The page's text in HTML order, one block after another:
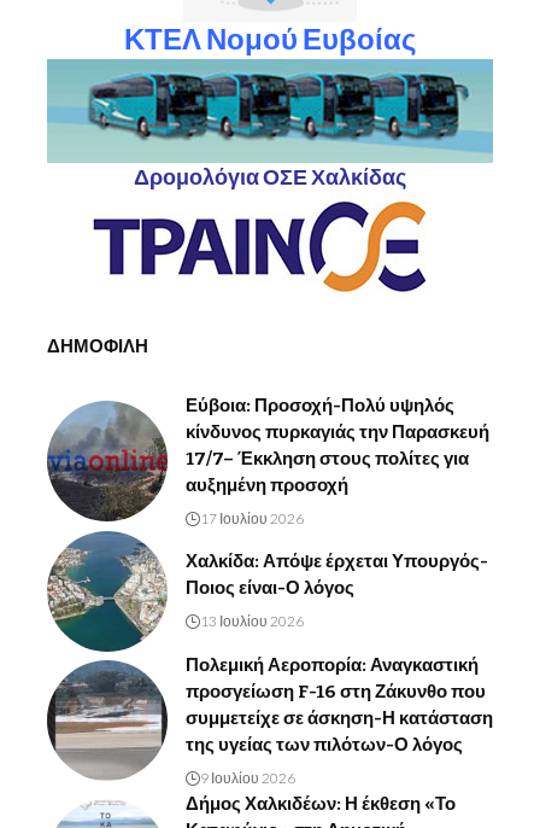
ΚΤΕΛ Νομού Ευβοίας
Δρομολόγια ΟΣΕ Χαλκίδας
ΔΗΜΟΦΙΛΗ
Εύβοια: Προσοχή-Πολύ υψηλός
κίνδυνος πυρκαγιάς την Παρασκευή
17/7– Έκκληση στους πολίτες για
αυξημένη προσοχή
17 Ιουλίου 2026
Χαλκίδα: Απόψε έρχεται Υπουργός-
Ποιος είναι-Ο λόγος
13 Ιουλίου 2026
Πολεμική Αεροπορία: Αναγκαστική
προσγείωση F-16 στη Ζάκυνθο που
συμμετείχε σε άσκηση-Η κατάσταση
της υγείας των πιλότων-Ο λόγος
9 Ιουλίου 2026
Δήμος Χαλκιδέων: Η έκθεση «Το